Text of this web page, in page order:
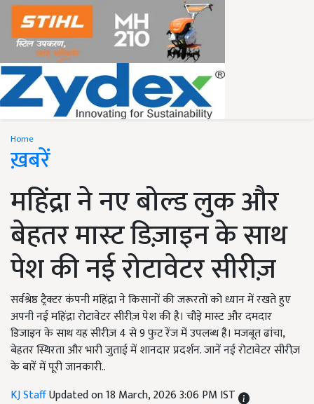
Home
ख़बरें
महिंद्रा ने नए बोल्ड लुक और
बेहतर मास्ट डिज़ाइन के साथ
पेश की नई रोटावेटर सीरीज़
सर्वश्रेष्ठ ट्रैक्टर कंपनी महिंद्रा ने किसानों की जरूरतों को ध्यान में रखते हुए
अपनी नई महिंद्रा रोटावेटर सीरीज़ पेश की है। चौड़े मास्ट और दमदार
डिजाइन के साथ यह सीरीज़ 4 से 9 फुट रेंज में उपलब्ध है। मजबूत ढांचा,
बेहतर स्थिरता और भारी जुताई में शानदार प्रदर्शन. जानें नई रोटावेटर सीरीज़
के बारें में पूरी जानकारी..
KJ StaffUpdated on 18 March, 2026 3:06 PM IST